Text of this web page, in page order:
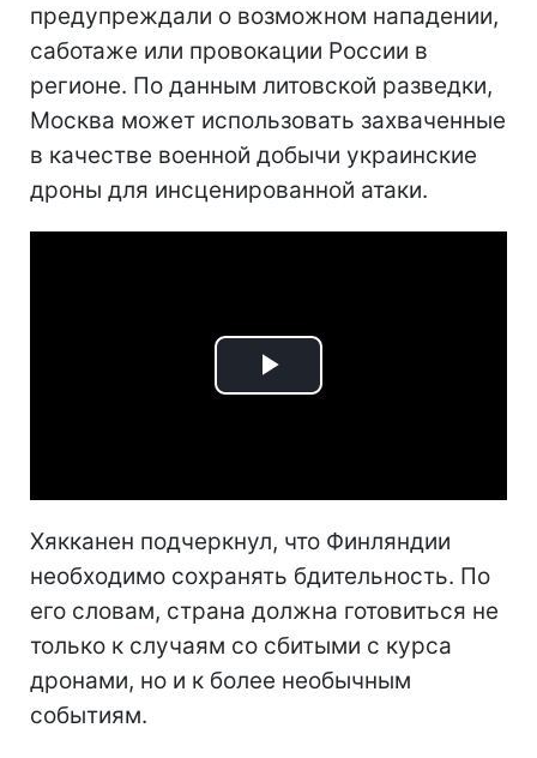
предупреждали о возможном нападении,
саботаже или провокации России в
регионе. По данным литовской разведки,
Москва может использовать захваченные
в качестве военной добычи украинские
дроны для инсценированной атаки.
Play
Хякканен подчеркнул, что Финляндии
необходимо сохранять бдительность. По
его словам, страна должна готовиться не
только к случаям со сбитыми с курса
дронами, но и к более необычным
событиям.